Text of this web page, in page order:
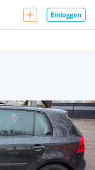
Einloggen